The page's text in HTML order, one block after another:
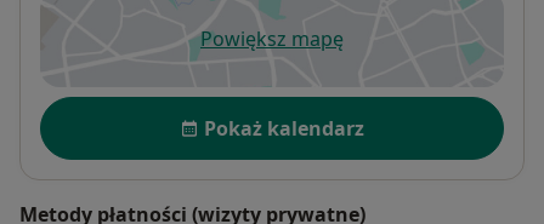
Powiększ mapęotwiera się w nowej karcie
Dostępność
Pokaż kalendarz
Metody płatności (wizyty prywatne)